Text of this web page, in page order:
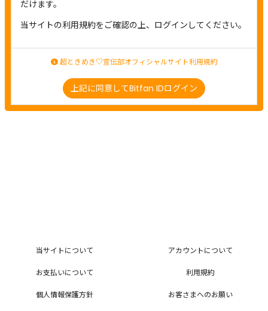
だけます。
当サイトの利用規約をご確認の上、ログインしてください。
超ときめき♡宣伝部オフィシャルサイト利用規約
上記に同意してBitfan IDログイン
当サイトについて アカウントについて
お支払いについて 利用規約
個人情報保護方針 お客さまへのお願い